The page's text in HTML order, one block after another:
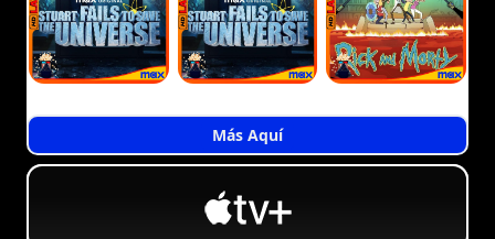
Más Aquí